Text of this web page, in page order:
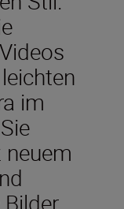
im